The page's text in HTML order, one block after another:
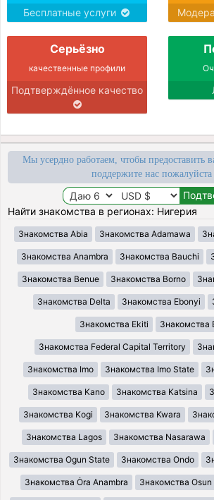
Бесплатные услуги
Серьёзно
качественные профили
Подтверждённое качество
Мы усердно работаем, чтобы предоставить
поддержите нас пожалуйста
Найти знакомства в регионах: Нигерия
Знакомства Abia Знакомства Adamawa
Знакомства Anambra Знакомства Bauchi
Знакомства Benue Знакомства Borno
Знакомства Delta Знакомства Ebonyi
Знакомства Ekiti Знакомства
Знакомства Federal Capital Territory
Знакомства Imo Знакомства Imo State
Знакомства Kano Знакомства Katsina
Знакомства Kogi Знакомства Kwara
Знакомства Lagos Знакомства Nasarawa
Знакомства Ogun State Знакомства Ondo
Знакомства Ȯra Anambra Знакомства Osun